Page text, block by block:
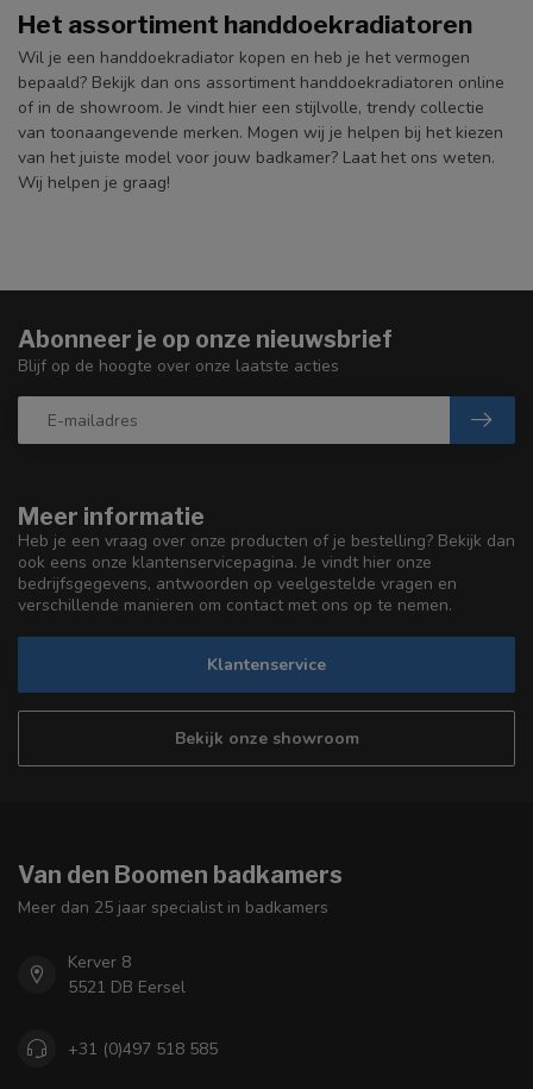
Het assortiment handdoekradiatoren
Wil je een handdoekradiator kopen en heb je het vermogen
bepaald? Bekijk dan ons assortiment handdoekradiatoren online
of in de showroom. Je vindt hier een stijlvolle, trendy collectie
van toonaangevende merken. Mogen wij je helpen bij het kiezen
van het juiste model voor jouw badkamer? Laat het ons weten.
Wij helpen je graag!
Meer informatie
Heb je een vraag over onze producten of je bestelling? Bekijk dan
ook eens onze klantenservicepagina. Je vindt hier onze
bedrijfsgegevens, antwoorden op veelgestelde vragen en
verschillende manieren om contact met ons op te nemen.
Klantenservice
Bekijk onze showroom
Abonneer je op onze nieuwsbrief
Blijf op de hoogte over onze laatste acties
Van den Boomen badkamers
Meer dan 25 jaar specialist in badkamers
Kerver 8
5521 DB Eersel
+31 (0)497 518 585